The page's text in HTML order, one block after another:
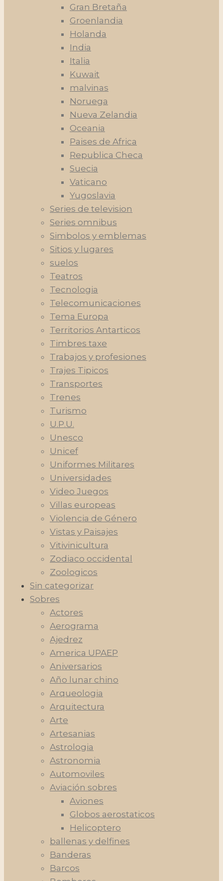
Gran Bretaña
Groenlandia
Holanda
India
Italia
Kuwait
malvinas
Noruega
Nueva Zelandia
Oceania
Paises de Africa
Republica Checa
Suecia
Vaticano
Yugoslavia
Series de television
Series omnibus
Simbolos y emblemas
Sitios y lugares
suelos
Teatros
Tecnologia
Telecomunicaciones
Tema Europa
Territorios Antarticos
Timbres taxe
Trabajos y profesiones
Trajes Tipicos
Transportes
Trenes
Turismo
U.P.U.
Unesco
Unicef
Uniformes Militares
Universidades
Video Juegos
Villas europeas
Violencia de Género
Vistas y Paisajes
Vitivinicultura
Zodiaco occidental
Zoologicos
Sin categorizar
Sobres
Actores
Aerograma
Ajedrez
America UPAEP
Aniversarios
Año lunar chino
Arqueologia
Arquitectura
Arte
Artesanias
Astrologia
Astronomia
Automoviles
Aviación sobres
Aviones
Globos aerostaticos
Helicoptero
ballenas y delfines
Banderas
Barcos